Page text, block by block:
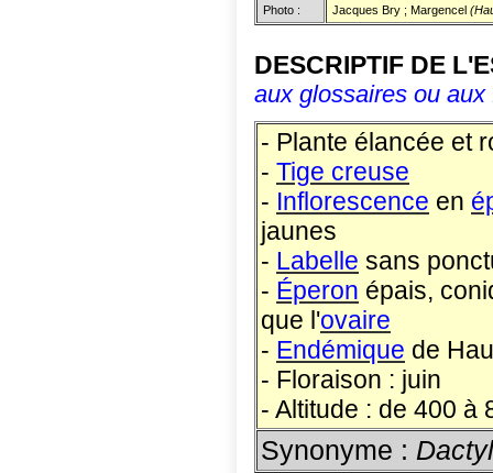
Photo : Jacques Bry ; Margencel
DESCRIPTIF DE
aux glossaires ou
- Plante élancée et
- Tige creuse
- Inflorescence en
jaunes
- Labelle sans
- Éperon épais,
que l'ovaire
- Endémique de
- Floraison : juin
- Altitude : de 400 à
Synonyme :